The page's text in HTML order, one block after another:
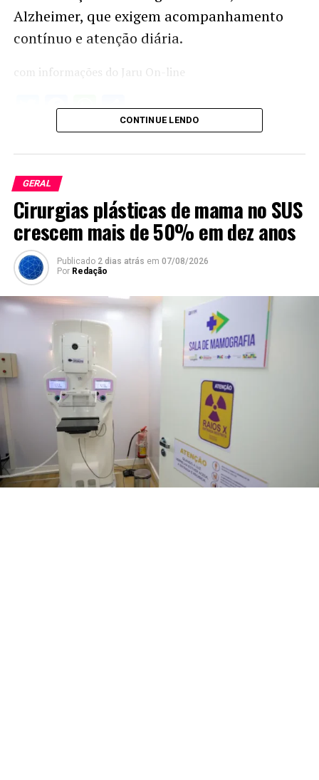
Alzheimer, que exigem acompanhamento
contínuo e atenção diária.
com informações do Jaru On-line
Twitter
Facebook
WhatsApp
Share
CONTINUE LENDO
GERAL
Cirurgias plásticas de mama no SUS
crescem mais de 50% em dez anos
Publicado 2 dias atrás em 07/08/2026
Por Redação